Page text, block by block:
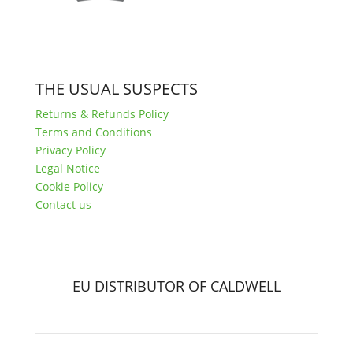
THE USUAL SUSPECTS
Returns & Refunds Policy
Terms and Conditions
Privacy Policy
Legal Notice
Cookie Policy
Contact us
EU DISTRIBUTOR OF CALDWELL